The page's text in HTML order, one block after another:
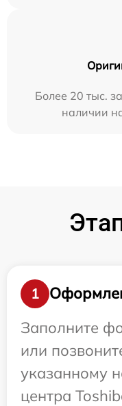
Более 20 тыс.
наличии
1
Заполните
или
указанному
центра